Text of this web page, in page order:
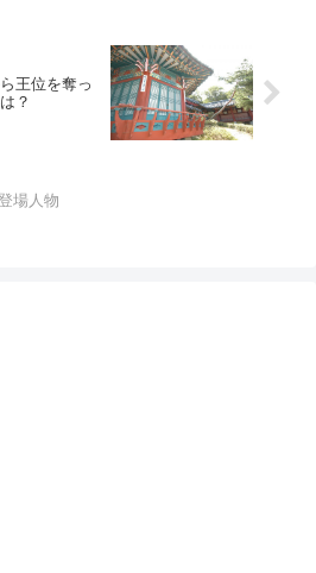
王位を奪っ
？
場人物